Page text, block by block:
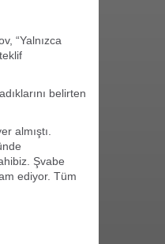
“Yalnızca
belirten
almıştı.
Şvabe
ediyor. Tüm